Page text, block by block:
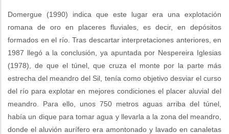
Domergue (1990) indica que este lugar era una explotación
romana de oro en placeres fluviales, es decir, en depósitos
formados en el río. Tras descartar interpretaciones anteriores, en
1987 llegó a la conclusión, ya apuntada por Nespereira Iglesias
(1978), de que el túnel, que cruza el monte por la parte más
estrecha del meandro del Sil, tenía como objetivo desviar el curso
del río para explotar en mejores condiciones el placer aluvial del
meandro. Para ello, unos 750 metros aguas arriba del túnel,
había un dique para tomar agua y llevarla a la zona del meandro,
donde el aluvión aurífero era amontonado y lavado en canaletas